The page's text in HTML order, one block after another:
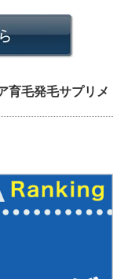
育毛発毛サプリメ